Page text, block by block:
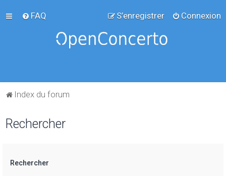
FAQ Connexion
S’enregistrer
Index du forum
Rechercher
Rechercher